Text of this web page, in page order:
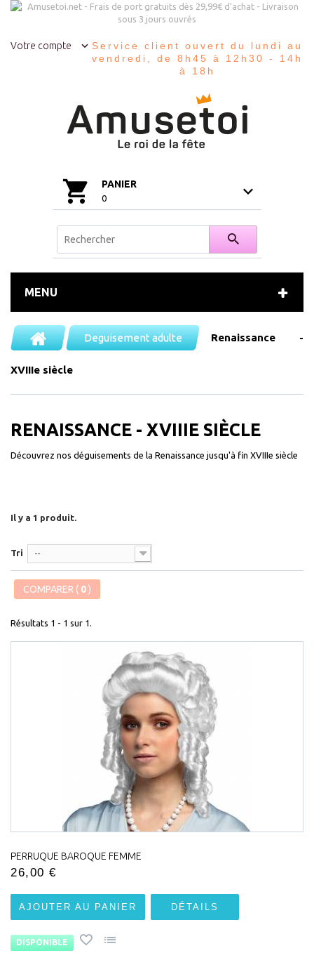
Votre compte
Service client ouvert du lundi au
vendredi, de 8h45 à 12h30 - 14h
à 18h
PANIER
0
MENU
Deguisement adulte Renaissance -
XVIIIe siècle
RENAISSANCE - XVIIIE SIÈCLE
Découvrez nos déguisements de la Renaissance jusqu'à fin XVIIIe siècle
Il y a 1 produit.
Tri --
COMPARER ( 0)
Résultats 1 - 1 sur 1.
PERRUQUE BAROQUE FEMME
26,00 €
AJOUTER AU PANIER DÉTAILS
DISPONIBLE